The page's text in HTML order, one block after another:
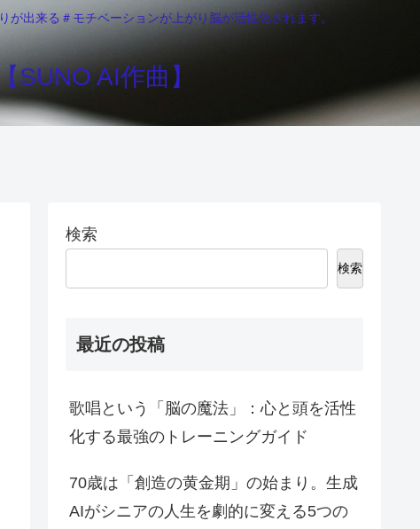
出来る＃モチベーションが上がり脳が活性化されます。
SUNO AI作曲】
検索
検索
最近の投稿
歌唱という「脳の魔法」：心と頭を活性
化する最強のトレーニングガイド
70歳は「創造の黄金期」の始まり。生成
AIがシニアの人生を劇的に変える5つの